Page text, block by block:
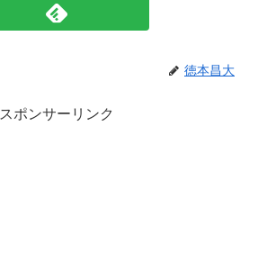
徳本昌大
スポンサーリンク